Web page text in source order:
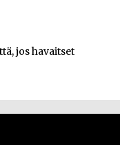
jos havaitset